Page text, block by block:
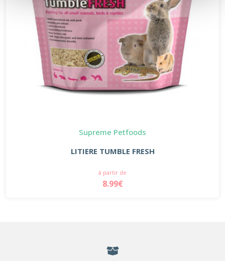
Supreme Petfoods
LITIERE TUMBLE FRESH
à partir de
8.99€